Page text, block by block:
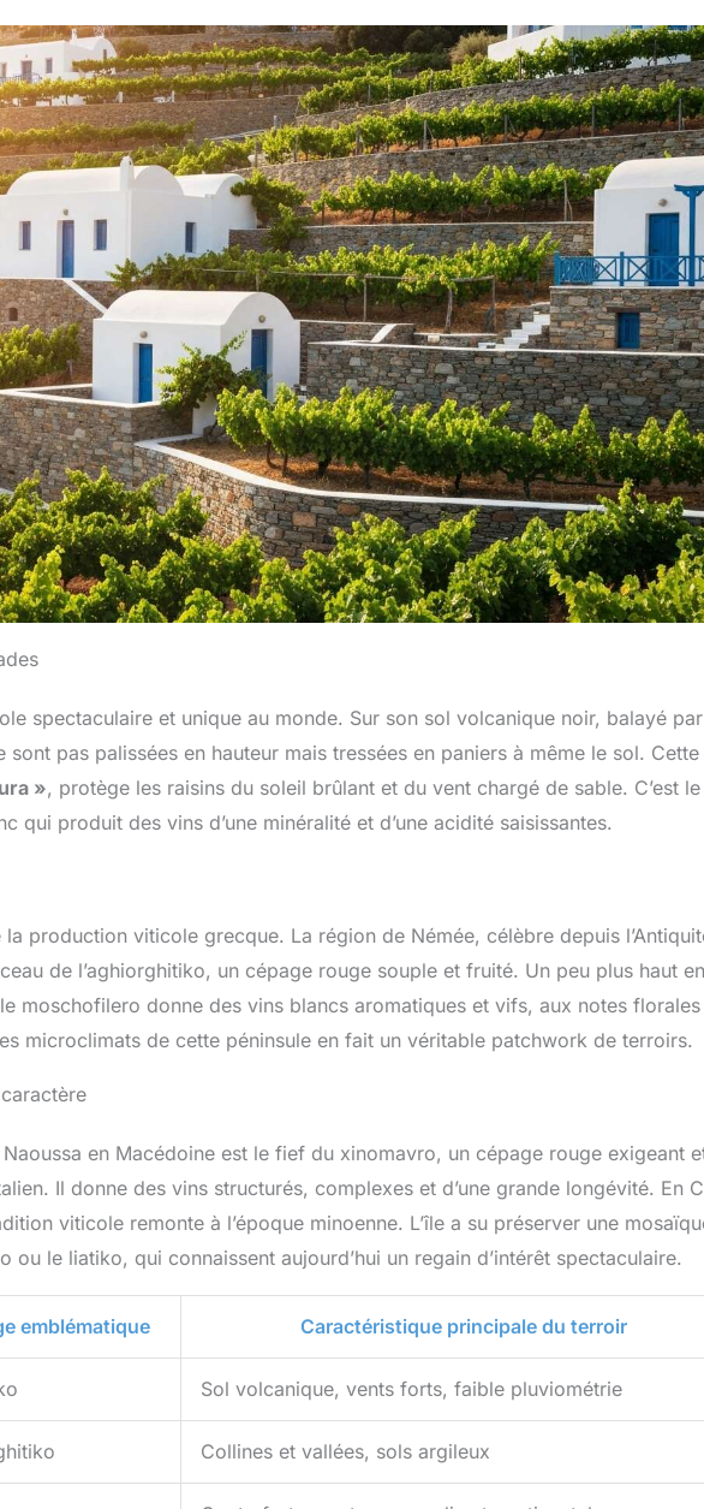
spectaculaire et unique au monde. Sur son sol volcanique noir, balayé
sont pas palissées en hauteur mais tressées en paniers à même le sol. Cette
», protège les raisins du soleil brûlant et du vent chargé de sable. C’est le
qui produit des vins d’une minéralité et d’une acidité saisissantes.
production viticole grecque. La région de Némée, célèbre depuis
de l’aghiorghitiko, un cépage rouge souple et fruité. Un peu plus haut en
moschofilero donne des vins blancs aromatiques et vifs, aux notes
microclimats de cette péninsule en fait un véritable patchwork de terroirs.
en Macédoine est le fief du xinomavro, un cépage rouge exigeant
Il donne des vins structurés, complexes et d’une grande longévité. En
viticole remonte à l’époque minoenne. L’île a su préserver une
ou le liatiko, qui connaissent aujourd’hui un regain d’intérêt spectaculaire.
emblématique Caractéristique principale du terroir
Sol volcanique, vents forts, faible pluviométrie
Collines et vallées, sols argileux